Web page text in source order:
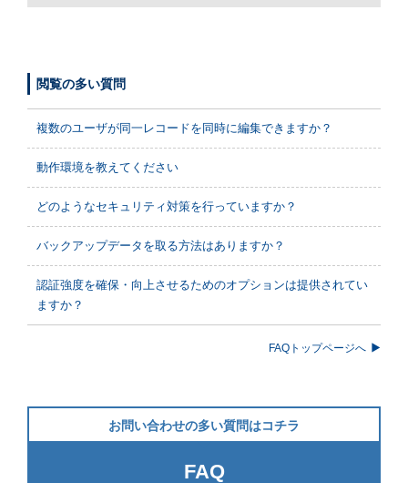
閲覧の多い質問
複数のユーザが同一レコードを同時に編集できますか？
動作環境を教えてください
どのようなセキュリティ対策を行っていますか？
バックアップデータを取る方法はありますか？
認証強度を確保・向上させるためのオプションは提供されてい
ますか？
FAQトップページへ
お問い合わせの多い質問はコチラ
FAQ